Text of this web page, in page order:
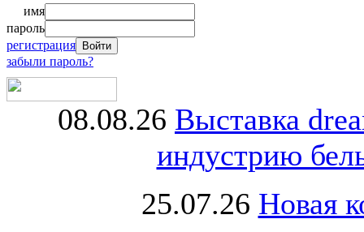
имя
пароль
регистрация
забыли пароль?
08.08.26 Выставка
индустрию
25.07.26 Новая